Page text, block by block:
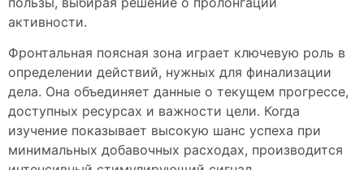
активности.
Фронтальная поясная зона играет ключевую роль в
определении действий, нужных для финализации
дела. Она объединяет данные о текущем прогрессе,
доступных ресурсах и важности цели. Когда
изучение показывает высокую шанс успеха при
минимальных добавочных расходах, производится